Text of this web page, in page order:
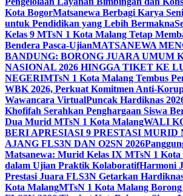
Kota BogorMatsanewa Berbagi Karya
untuk Pendidikan yang Lebih Bermakna
Kelas 9 MTsN 1 Kota Malang Tetap
Bendera Pasca-UjianMATSANEWA
BANDUNG: BORONG JUARA UMUM
NASIONAL 2026 HINGGA TIKET KE
NEGERIMTsN 1 Kota Malang Tembus
WBK 2026, Perkuat Komitmen Anti-
Wawancara VirtualPuncak Hardiknas
Khofifah Serahkan Penghargaan Siswa
Dua Murid MTsN 1 Kota MalangWALI
BERI APRESIASI 9 PRESTASI MURID
AJANG FLS3N DAN O2SN 2026
Matsanewa: Murid Kelas IX MTsN 1
dalam Ujian Praktik KolaboratifHarmoni
Prestasi Juara FLS3N Getarkan
Kota MalangMTsN 1 Kota Malang